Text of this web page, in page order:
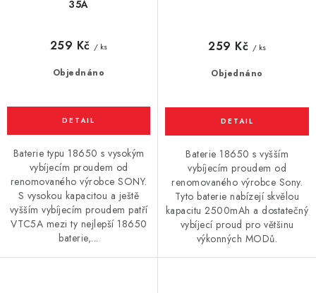
35A
Objednáno
259 Kč / ks
Baterie typu 18650 s vysokým
vybíjecím proudem od
renomovaného výrobce SONY.
S vysokou kapacitou a ještě
vyšším vybíjecím proudem patří
VTC5A mezi ty nejlepší 18650
baterie,...
Objednáno
259 Kč / ks
Baterie 18650 s vyšším
vybíjecím proudem od
renomovaného výrobce Sony.
Tyto baterie nabízejí skvělou
kapacitu 2500mAh a dostatečný
vybíjecí proud pro většinu
výkonných MODů.